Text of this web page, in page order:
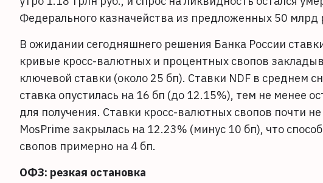
Федерального казначейства из предложенных 50 млрд
В ожидании сегодняшнего решения Банка России
кривые кросс-валютных и процентных свопов
ключевой ставки (около 25 бп). Ставки NDF в среднем
ставка опустилась на 16 бп (до 12.15%), тем не менее
для получения. Ставки кросс-валютных свопов почти
MosPrime закрылась на 12.23% (минус 10 бп), что
свопов примерно на 4 бп.
ОФЗ: резкая остановка